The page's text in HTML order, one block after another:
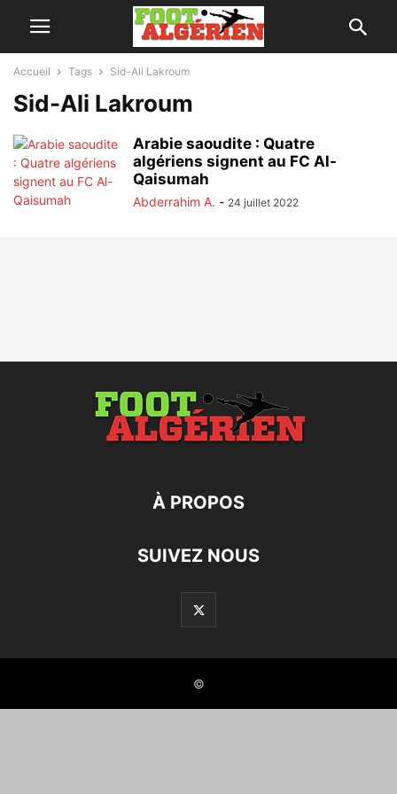
Accueil Tags Sid-Ali Lakroum
Sid-Ali Lakroum
Arabie saoudite : Quatre
algériens signent au FC Al-
Qaisumah
Abderrahim A. - 24 juillet 2022
À PROPOS
SUIVEZ NOUS
©